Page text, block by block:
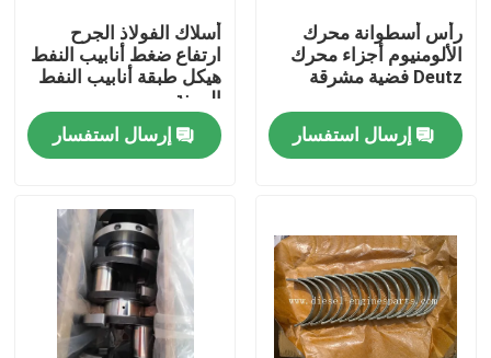
جولة في المعمل
ضبط الجودة
طلب اقتباس
أجزاء محرك الديزل
رأس أسطوانة محرك
الألومنيوم أجزاء محرك
Deutz فضية مشرقة
إرسال استفسار
أسلاك الفولاذ الجرح
ارتفاع ضغط أنابيب النفط
هيكل طبقة أنابيب النفط
المرنة
إرسال استفسار